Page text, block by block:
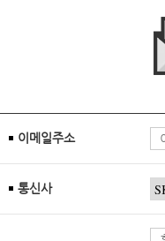
이메일주소
통신사